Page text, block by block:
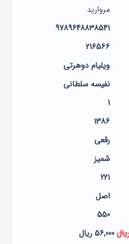
مروارید
9789648838541
216566
ویلیام دوهرتی
نفیسه سلطانی
1
1386
رقعی
شمیز
221
اصل
550
56,000 ریال